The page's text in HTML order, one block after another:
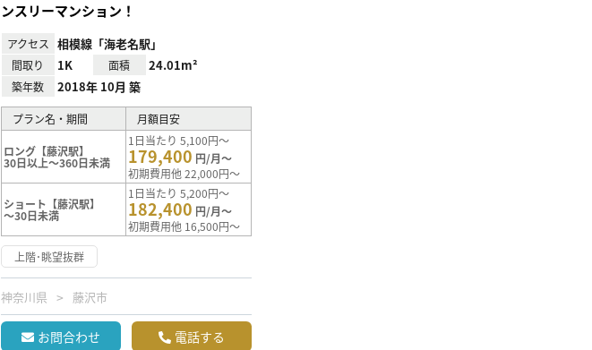
ンスリーマンション！
アクセス 相模線「海老名駅」
間取り 1K 面積 24.01m²
築年数 2018年 10月 築
プラン名・期間 月額目安
ロング【藤沢駅】
30日以上～360日未満
1日当たり 5,100円～
179,400 円/月～
初期費用他 22,000円～
ショート【藤沢駅】
～30日未満
1日当たり 5,200円～
182,400 円/月～
初期費用他 16,500円～
上階･眺望抜群
神奈川県 藤沢市
お問合わせ 電話する